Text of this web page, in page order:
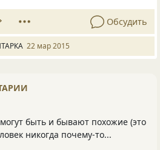
Обсудить
22 мар 2015
быть и бывают похожие (это
никогда почему-то...